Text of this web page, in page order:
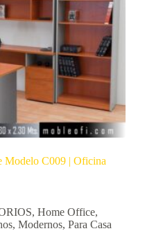
Modelo C009 | Oficina
, Home Office,
, Modernos, Para Casa